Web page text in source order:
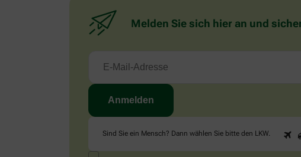
Melden Sie sich hier an und
Sind Sie ein Mensch? Dann wählen Sie bitte den LKW.
Sind
Sie